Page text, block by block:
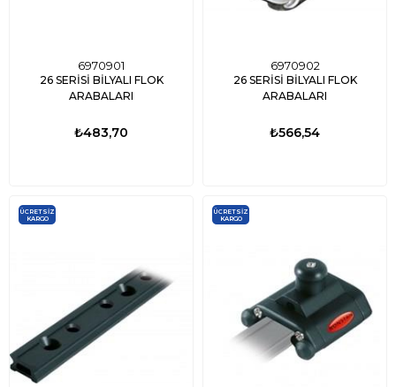
6970901
26 SERİSİ BİLYALI FLOK
ARABALARI
₺483,70
6970902
26 SERİSİ BİLYALI FLOK
ARABALARI
₺566,54
ÜCRETSIZ
KARGO
ÜCRETSIZ
KARGO